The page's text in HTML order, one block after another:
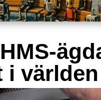
i världen